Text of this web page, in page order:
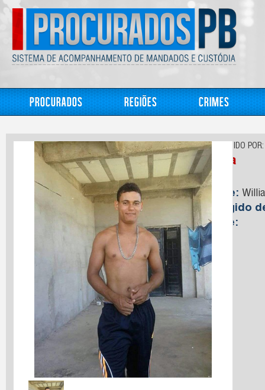
Procurados Regiões Crimes
CONHECIDO POR:
Willa
Nome:
Foragido
Idade: